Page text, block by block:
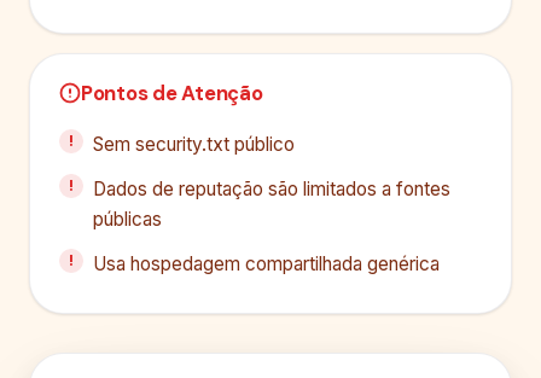
Pontos de Atenção
Sem security.txt público
Dados de reputação são limitados a fontes
públicas
Usa hospedagem compartilhada genérica